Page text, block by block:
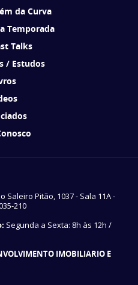
da Curva
Temporada
Talks
/ Estudos
Saleiro Pitão, 1037 - Sala 11A -
210
Segunda a Sexta: 8h às 12h /
IMOBILIARIO E